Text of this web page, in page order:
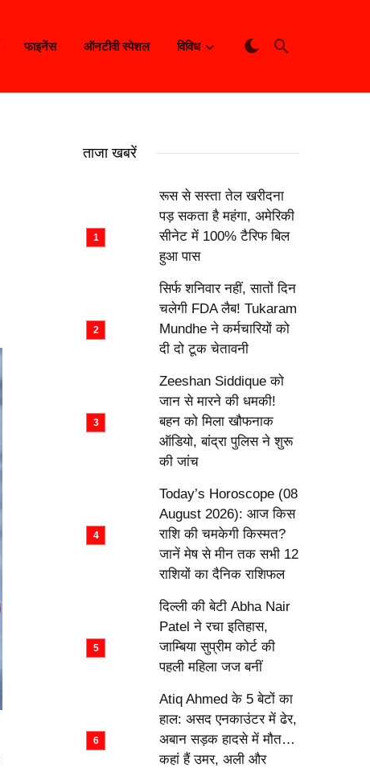
फाइनेंस ऑनटीवी स्पेशल विविध
ताजा खबरें
रूस से सस्ता तेल खरीदना
पड़ सकता है महंगा, अमेरिकी
सीनेट में 100% टैरिफ बिल
हुआ पास
सिर्फ शनिवार नहीं, सातों दिन
चलेगी FDA लैब! Tukaram
Mundhe ने कर्मचारियों को
दी दो टूक चेतावनी
Zeeshan Siddique को
जान से मारने की धमकी!
बहन को मिला खौफनाक
ऑडियो, बांद्रा पुलिस ने शुरू
की जांच
Today’s Horoscope (08
August 2026): आज किस
राशि की चमकेगी किस्मत?
जानें मेष से मीन तक सभी 12
राशियों का दैनिक राशिफल
दिल्ली की बेटी Abha Nair
Patel ने रचा इतिहास,
जाम्बिया सुप्रीम कोर्ट की
पहली महिला जज बनीं
Atiq Ahmed के 5 बेटों का
हाल: असद एनकाउंटर में ढेर,
अबान सड़क हादसे में मौत…
कहां हैं उमर, अली और